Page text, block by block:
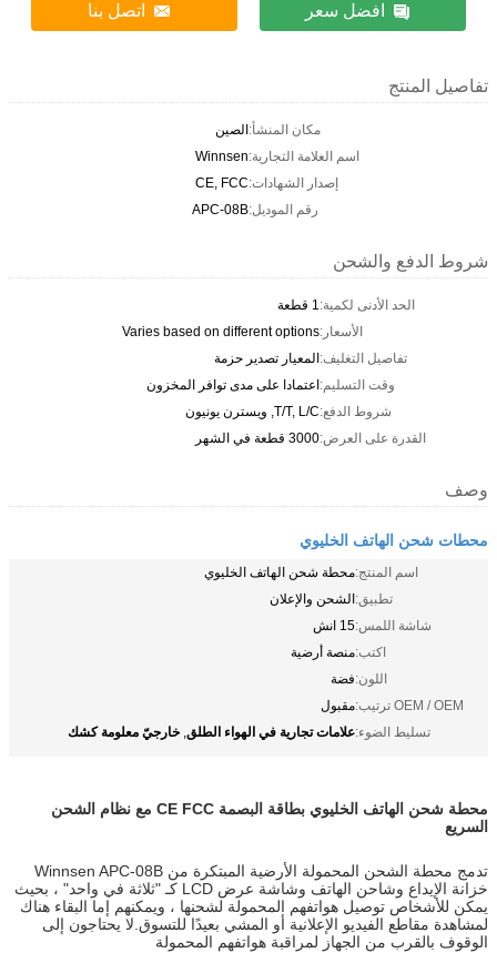
افضل سعر اتصل بنا
تفاصيل المنتج
مكان المنشأ:الصين
اسم العلامة التجارية:Winnsen
إصدار الشهادات:CE, FCC
رقم الموديل:APC-08B
شروط الدفع والشحن
الحد الأدنى لكمية:1 قطعة
الأسعار:Varies based on different options
تفاصيل التغليف:المعيار تصدير حزمة
وقت التسليم:اعتمادا على مدى توافر المخزون
شروط الدفع:T/T, L/C, ويسترن يونيون
القدرة على العرض:3000 قطعة في الشهر
وصف
محطات شحن الهاتف الخليوي
اسم المنتج:محطة شحن الهاتف الخليوي
تطبيق:الشحن والإعلان
شاشة اللمس:15 انش
اكتب:منصة أرضية
اللون:فضة
OEM / OEM ترتيب:
مقبول
تسليط الضوء:علامات تجارية في الهواء الطلق, خارجيّ معلومة كشك
محطة شحن الهاتف الخليوي بطاقة البصمة CE FCC مع نظام الشحن
السريع
تدمج محطة الشحن المحمولة الأرضية المبتكرة من Winnsen APC-08B
خزانة الإيداع وشاحن الهاتف وشاشة عرض LCD كـ "ثلاثة في واحد" ، بحيث
يمكن للأشخاص توصيل هواتفهم المحمولة لشحنها ، ويمكنهم إما البقاء هناك
لمشاهدة مقاطع الفيديو الإعلانية أو المشي بعيدًا للتسوق.لا يحتاجون إلى
الوقوف بالقرب من الجهاز لمراقبة هواتفهم المحمولة